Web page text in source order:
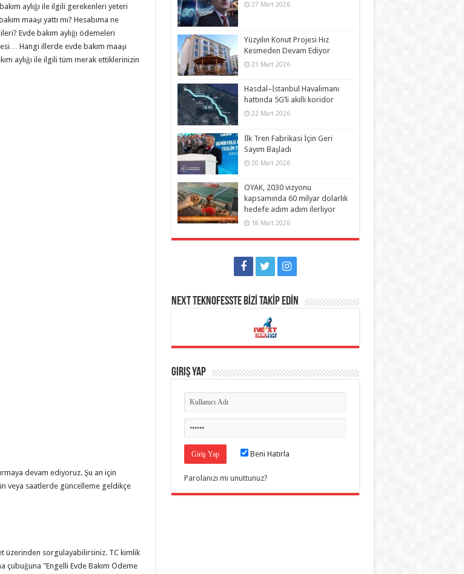
aylığı ile ilgili gerekenleri yeteri
maaşı yattı mı? Hesabıma ne
Evde bakım aylığı ödemeleri
Hangi illerde evde bakım maaşı
aylığı ile ilgili tüm merak ettiklerinizin
devam ediyoruz. Şu an için
veya saatlerde güncelleme geldikçe
üzerinden sorgulayabilirsiniz. TC kimlik
çubuğuna "Engelli Evde Bakım Ödeme
27 Mart 2026
Yüzyılın Konut Projesi Hız
Kesmeden Devam Ediyor
23 Mart 2026
Hasdal–İstanbul Havalimanı
hattında 5G’li akıllı koridor
22 Mart 2026
İlk Tren Fabrikasi İçin Geri
Sayım Başladı
20 Mart 2026
OYAK, 2030 vizyonu
kapsamında 60 milyar dolarlık
hedefe adım adım ilerliyor
18 Mart 2026
NEXT TEKNOFESSTE BİZİ TAKİP EDİN
Giriş Yap
Beni Hatırla
Parolanızı mı unuttunuz?